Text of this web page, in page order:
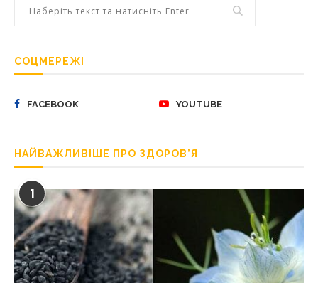
СОЦМЕРЕЖІ
FACEBOOK YOUTUBE
НАЙВАЖЛИВІШЕ ПРО ЗДОРОВ’Я
1